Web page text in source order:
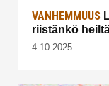
VANHEMMUUS
riistänkö
4.10.2025